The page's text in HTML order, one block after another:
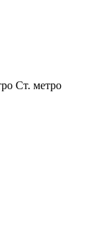
Ст. метро